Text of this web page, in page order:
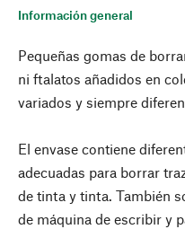
Información general
Pequeñas gomas de
ni ftalatos añadidos en
variados y siempre
El envase contiene
adecuadas para borrar
de tinta y tinta. También
de máquina de escribir y